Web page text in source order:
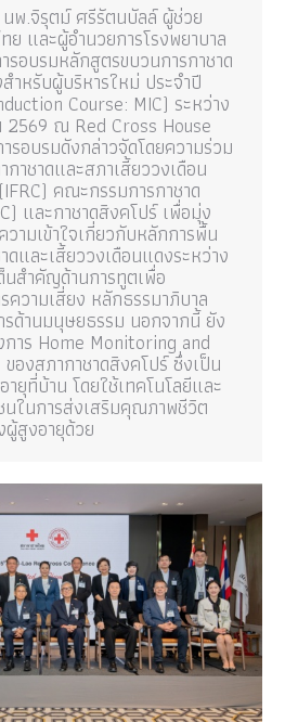
นพ.จิรุตม์ ศรีรัตนบัลล์ ผู้ช่วย
ย และผู้อำนวยการโรงพยาบาล
อบรมหลักสูตรขบวนการกาชาด
ำหรับผู้บริหารใหม่ ประจำปี
Course: MIC) ระหว่าง
ณ Red Cross House
อบรมดังกล่าวจัดโดยความร่วม
าชาดและสภาเสี้ยววงเดือน
คณะกรรมการกาชาด
และกาชาดสิงคโปร์ เพื่อมุ่ง
วามเข้าใจเกี่ยวกับหลักการพื้น
ดและเสี้ยววงเดือนแดงระหว่าง
สำคัญด้านการทูตเพื่อ
ความเสี่ยง หลักธรรมาภิบาล
ด้านมนุษยธรรม นอกจากนี้ ยัง
การ Home Monitoring and
องสภากาชาดสิงคโปร์ ซึ่งเป็น
ยุที่บ้าน โดยใช้เทคโนโลยีและ
ในการส่งเสริมคุณภาพชีวิต
สูงอายุด้วย